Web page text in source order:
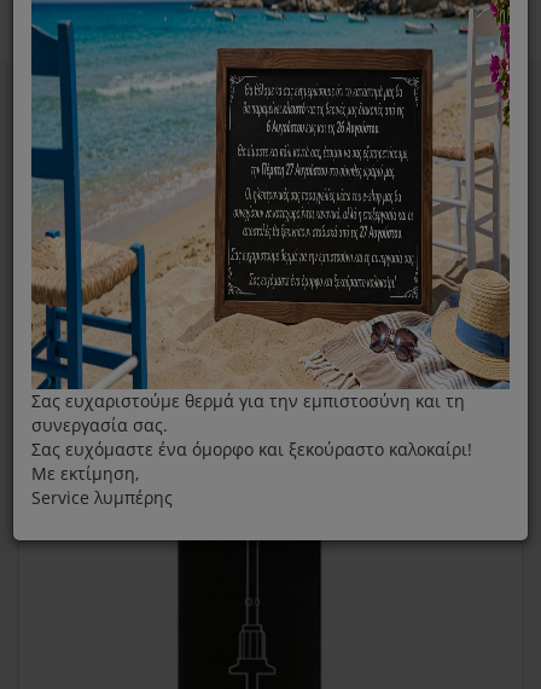
Ανταλλακτικά ηλεκτρικών συσκευών MENU
Home
Μίξερ Κουζινομηχανές
Αναδευτήρες Μίξερ
Σετ Χτυπητήρια Από Μίξερ Χειρός Krups XF904D10
Σας ευχαριστούμε θερμά για την εμπιστοσύνη και τη
συνεργασία σας.
Σας ευχόμαστε ένα όμορφο και ξεκούραστο καλοκαίρι!
Με εκτίμηση,
Service λυμπέρης